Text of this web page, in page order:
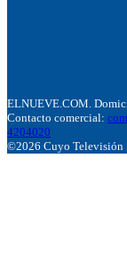
ELNUEVE.COM.
Contacto comercial:
4204020
©2026 Cuyo Televisión